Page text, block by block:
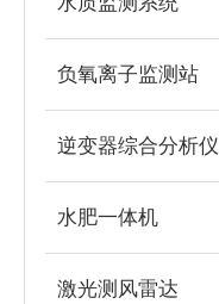
负氧离子监测站
逆变器综合分析仪
水肥一体机
激光测风雷达